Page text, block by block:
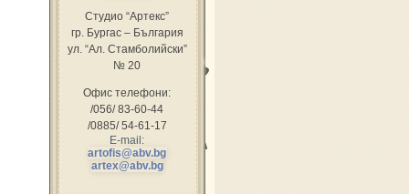
Студио “Артекс”
гр. Бургас – България
ул. “Ал. Стамболийски”
№ 20
Офис телефони:
/056/ 83-60-44
/0885/ 54-61-17
E-mail:
artofis@abv.bg
artex@abv.bg